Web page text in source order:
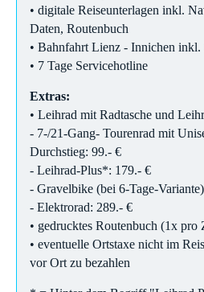
• digitale Reiseunterlagen inkl.
Daten, Routenbuch
• Bahnfahrt Lienz - Innichen inkl.
• 7 Tage Servicehotline
Extras:
• Leihrad mit Radtasche und
- 7-/21-Gang- Tourenrad mit
Durchstieg: 99.- €
- Leihrad-Plus*: 179.- €
- Gravelbike (bei 6-Tage-
- Elektrorad: 289.- €
• gedrucktes Routenbuch (1x pro
• eventuelle Ortstaxe nicht im
vor Ort zu bezahlen